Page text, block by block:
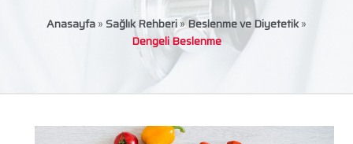
Anasayfa» Sağlık Rehberi»Beslenme ve Diyetetik»
Dengeli Beslenme